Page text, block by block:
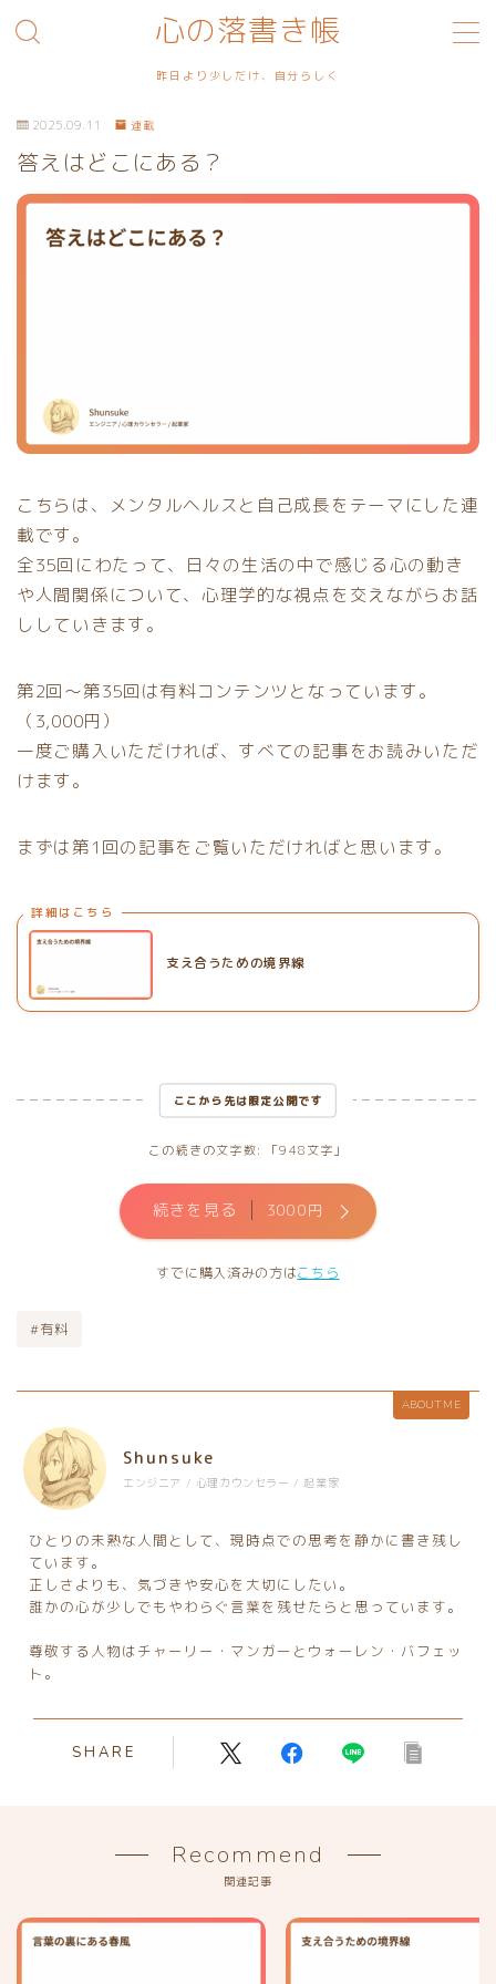
心の落書き帳
昨日より少しだけ、自分らしく
利用規約／特定商取引法に基づく表記
2025.09.11 連載
答えはどこにある？
こちらは、メンタルヘルスと自己成長をテーマにした連
載です。
全35回にわたって、日々の生活の中で感じる心の動き
や人間関係について、心理学的な視点を交えながらお話
ししていきます。
第2回〜第35回は有料コンテンツとなっています。
（3,000円）
一度ご購入いただければ、すべての記事をお読みいただ
けます。
まずは第1回の記事をご覧いただければと思います。
詳細はこちら
支え合うための境界線
ここから先は限定公開です
この続きの文字数: 「948文字」
続きを見る 3000円
すでに購入済みの方はこちら
#有料
ABOUT ME
Shunsuke
エンジニア / 心理カウンセラー / 起業家
ひとりの未熟な人間として、現時点での思考を静かに書き残し
ています。
正しさよりも、気づきや安心を大切にしたい。
誰かの心が少しでもやわらぐ言葉を残せたらと思っています。
尊敬する人物はチャーリー・マンガーとウォーレン・バフェッ
ト。
SHARE
Recommend
関連記事